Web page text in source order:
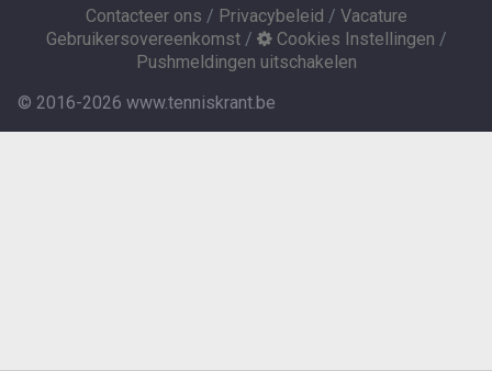
Contacteer ons / Privacybeleid / Vacature
Gebruikersovereenkomst/ Cookies Instellingen /
Pushmeldingen uitschakelen
© 2016-2026 www.tenniskrant.be